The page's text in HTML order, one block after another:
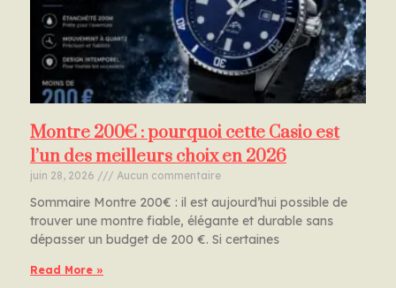
Montre 200€ : pourquoi cette Casio est
l’un des meilleurs choix en 2026
juin 28, 2026 Aucun commentaire
Sommaire Montre 200€ : il est aujourd’hui possible de
trouver une montre fiable, élégante et durable sans
dépasser un budget de 200 €. Si certaines
Read More »